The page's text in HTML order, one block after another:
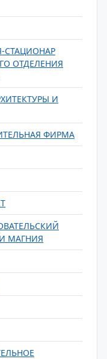
СТАЦИОНАР
ОТДЕЛЕНИЯ
И
ФИРМА
МАГНИЯ